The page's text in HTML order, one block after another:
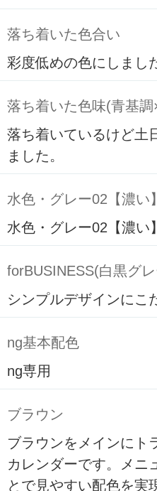
落ち着いた色合い
彩度低めの色にしまし
落ち着いた色味(青基
落ち着いているけど土
ました。
水色・グレー02【濃い】
水色・グレー02【濃い】
forBUSINESS(白黒グ
シンプルデザインにこ
ng基本配色
ng専用
ブラウン
ブラウンをメインにト
カレンダーです。メニ
とで見やすい配色を実